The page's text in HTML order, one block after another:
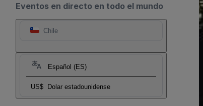
Eventos en directo en todo el mundo
Chile
Español (ES)
US$ Dolar estadounidense